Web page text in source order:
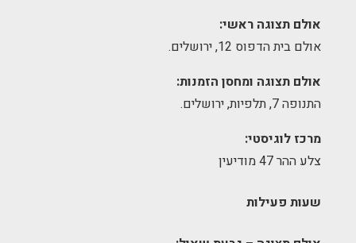
אולם תצוגה ראשי:
אולם בית הדפוס 12, ירושלים.
אולם תצוגה ומחסן הזמנות:
התנופה 7, תלפיות, ירושלים.
מרכז לוגיסטי:
צלע ההר 47 מודיעין
שעות פעילות